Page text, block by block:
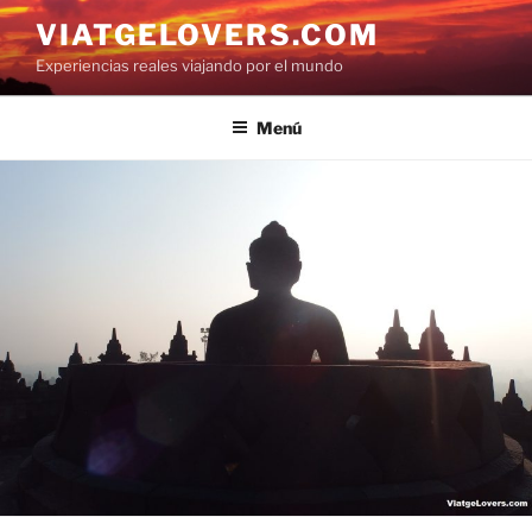
Saltar
al
contenido
VIATGELOVERS.COM
Experiencias reales viajando por el mundo
Menú